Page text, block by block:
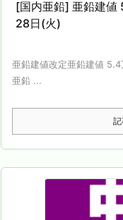
[国内亜鉛] 亜鉛建値
28日(火)
亜鉛建値改定亜鉛建値
亜鉛 ...